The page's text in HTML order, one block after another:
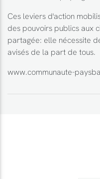
Ces leviers d'action
des pouvoirs publics aux
partagée: elle nécessite
avisés de la part de tous.
www.communaute-